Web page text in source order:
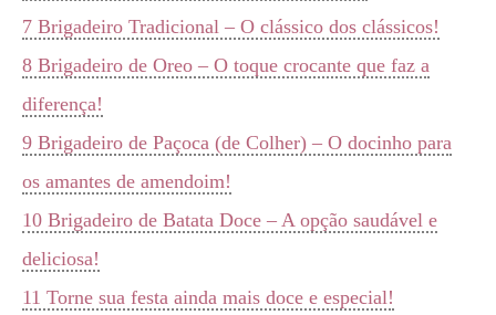
7 Brigadeiro Tradicional – O clássico dos clássicos!
8 Brigadeiro de Oreo – O toque crocante que faz a
diferença!
9 Brigadeiro de Paçoca (de Colher) – O docinho para
os amantes de amendoim!
10 Brigadeiro de Batata Doce – A opção saudável e
deliciosa!
11 Torne sua festa ainda mais doce e especial!